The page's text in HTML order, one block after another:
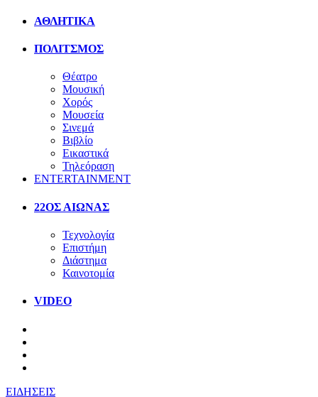
ΑΘΛΗΤΙΚΑ
ΠΟΛΙΤΣΜΟΣ
Θέατρο
Μουσική
Χορός
Μουσεία
Σινεμά
Βιβλίο
Εικαστικά
Τηλεόραση
ENTERTAINMENT
22ΟΣ ΑΙΩΝΑΣ
Τεχνολογία
Επιστήμη
Διάστημα
Καινοτομία
VIDEO
ΕΙΔΗΣΕΙΣ